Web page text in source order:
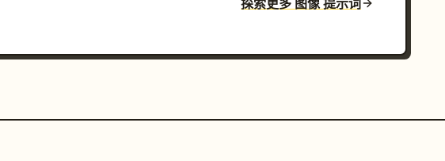
探索更多 图像 提示词